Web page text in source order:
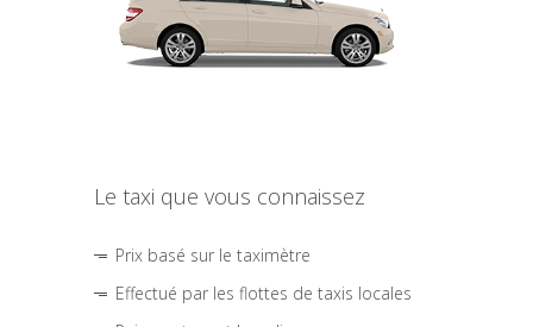
Le taxi que vous connaissez
Prix basé sur le taximètre
Effectué par les flottes de taxis locales